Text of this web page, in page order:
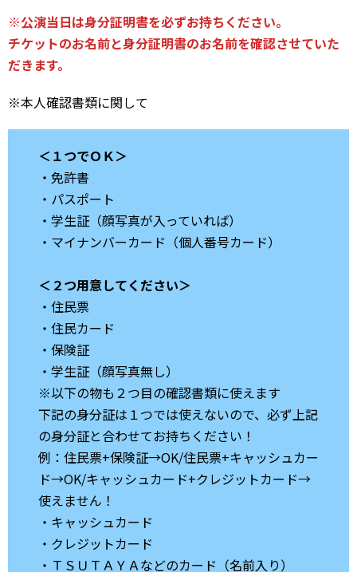
※公演当日は身分証明書を必ずお持ちください。
チケットのお名前と身分証明書のお名前を確認させていた
だきます。
※本人確認書類に関して
＜１つでＯＫ＞
・免許書
・パスポート
・学生証（顔写真が入っていれば）
・マイナンバーカード（個人番号カード）
＜２つ用意してください＞
・住民票
・住民カード
・保険証
・学生証（顔写真無し）
※以下の物も２つ目の確認書類に使えます
下記の身分証は１つでは使えないので、必ず上記
の身分証と合わせてお持ちください！
例：住民票+保険証→OK/住民票+キャッシュカー
ド→OK/キャッシュカード+クレジットカード→
使えません！
・キャッシュカード
・クレジットカード
・ＴＳＵＴＡＹＡなどのカード（名前入り）